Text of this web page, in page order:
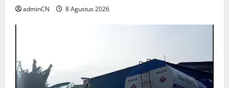
adminCN 8 Agustus 2026